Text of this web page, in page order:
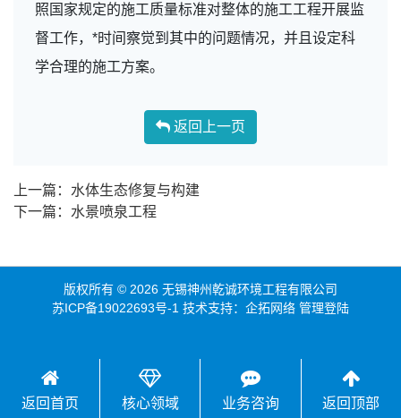
照国家规定的施工质量标准对整体的施工工程开展监
督工作，*时间察觉到其中的问题情况，并且设定科
学合理的施工方案。
返回上一页
上一篇：水体生态修复与构建
下一篇：水景喷泉工程
版权所有 © 2026 无锡神州乾诚环境工程有限公司
苏ICP备19022693号-1 技术支持： 企拓网络 管理登陆
返回首页 核心领域 业务咨询 返回顶部